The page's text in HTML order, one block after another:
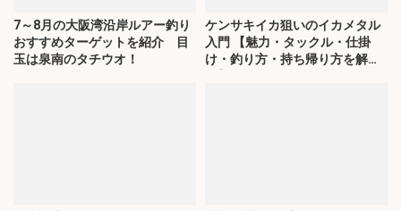
7～8月の大阪湾沿岸ルアー釣り
おすすめターゲットを紹介 目
玉は泉南のタチウオ！
ケンサキイカ狙いのイカメタル
入門 【魅力・タックル・仕掛
け・釣り方・持ち帰り方を解